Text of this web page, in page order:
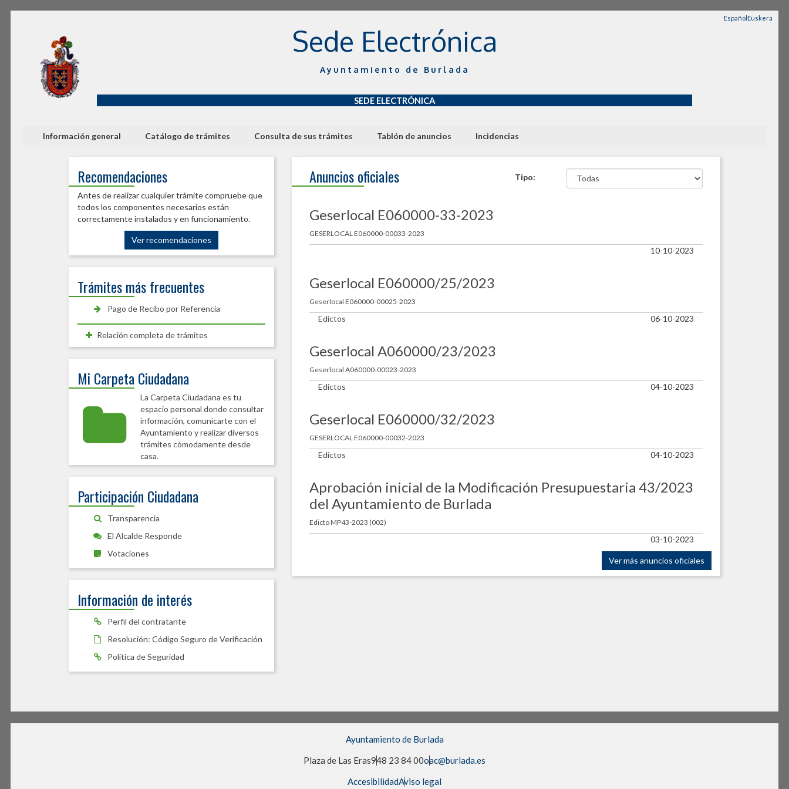
EspañolEuskera
Sede Electrónica
Ayuntamiento de Burlada
SEDE ELECTRÓNICA
Información general Catálogo de trámites Consulta de sus trámites Tablón de anuncios Incidencias
Recomendaciones
Antes de realizar cualquier trámite compruebe que
todos los componentes necesarios están
correctamente instalados y en funcionamiento.
Ver recomendaciones
Trámites más frecuentes
Pago de Recibo por Referencia
Relación completa de trámites
Mi Carpeta Ciudadana
La Carpeta Ciudadana es tu
espacio personal donde consultar
información, comunicarte con el
Ayuntamiento y realizar diversos
trámites cómodamente desde
casa.
Participación Ciudadana
Transparencia
El Alcalde Responde
Votaciones
Información de interés
Perfil del contratante
Resolución: Código Seguro de Verificación
Política de Seguridad
Anuncios oficiales Tipo:
Geserlocal E060000-33-2023
GESERLOCAL E060000-00033-2023
10-10-2023
Geserlocal E060000/25/2023
Geserlocal E060000-00025-2023
Edictos 06-10-2023
Geserlocal A060000/23/2023
Geserlocal A060000-00023-2023
Edictos 04-10-2023
Geserlocal E060000/32/2023
GESERLOCAL E060000-00032-2023
Edictos 04-10-2023
Aprobación inicial de la Modificación Presupuestaria 43/2023
del Ayuntamiento de Burlada
Edicto MP43-2023 (002)
03-10-2023
Ver más anuncios oficiales
Ayuntamiento de Burlada
Plaza de Las Eras948 23 84 00oac@burlada.es
AccesibilidadAviso legal